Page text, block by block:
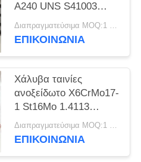
A240 UNS S41003
ανοξείδωτου Unility
Διαπραγματεύσιμα MOQ:1 τόνος
ΕΠΙΚΟΙΝΩΝΊΑ
Χάλυβα ταινίες
ανοξείδωτο X6CrMo17-
1 St16Mo 1.4113
Χάλυβα ταινία ψυχρής
έλασης
Διαπραγματεύσιμα MOQ:1 τόνος
ΕΠΙΚΟΙΝΩΝΊΑ